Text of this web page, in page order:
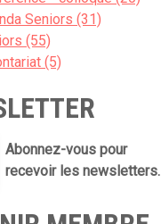
Seniors (31)
(55)
(5)
Abonnez-vous pour
recevoir les newsletters.